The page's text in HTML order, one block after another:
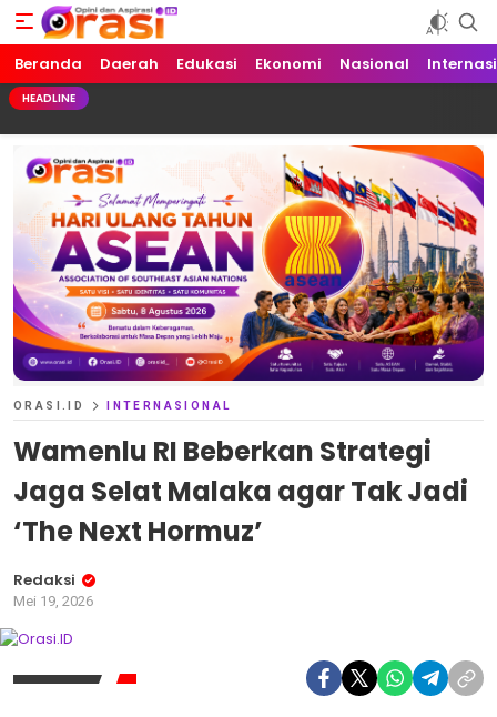
Orasi.ID
Opini dan Aspirasi!
Beranda Daerah Edukasi Ekonomi Nasional
HEADLINE
ORASI.ID INTERNASIONAL
Wamenlu RI Beberkan Strategi
Jaga Selat Malaka agar Tak Jadi
‘The Next Hormuz’
Redaksi
Mei 19, 2026